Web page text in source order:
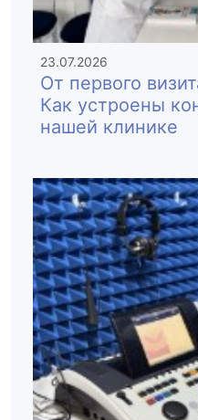
23.07.2026
От первого
Как устроены
нашей клинике